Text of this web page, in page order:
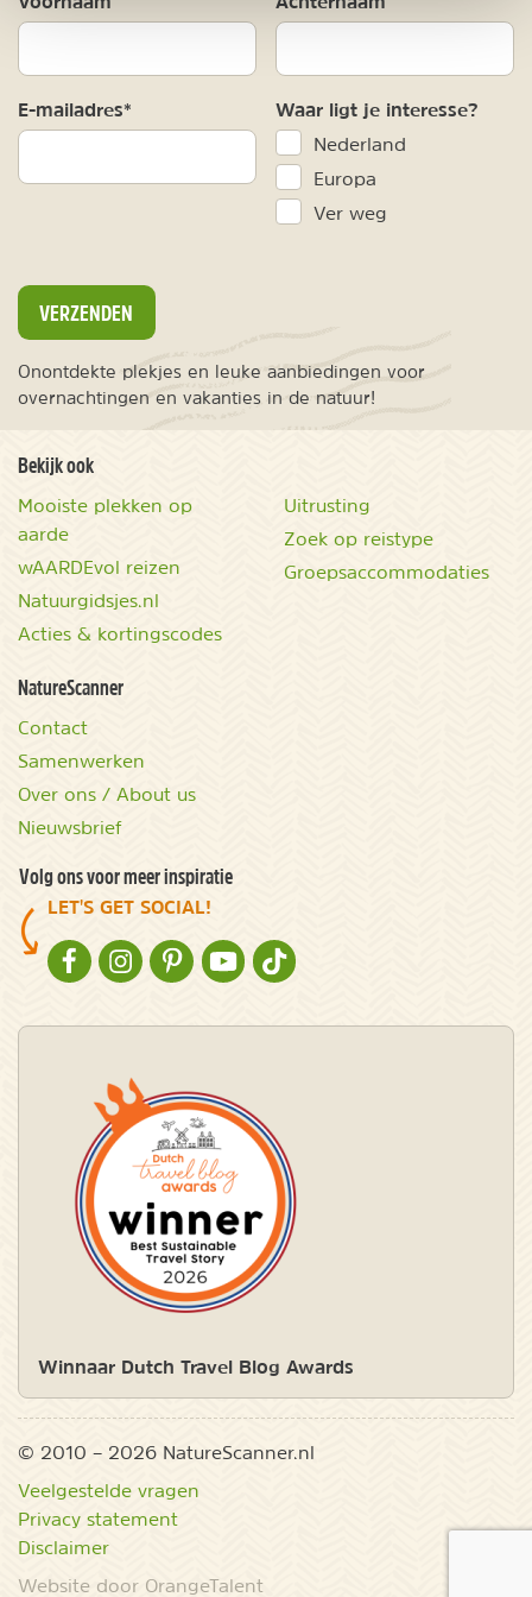
E-mailadres* Waar ligt je interesse?
Nederland
Europa
Ver weg
VERZENDEN
Onontdekte plekjes en leuke aanbiedingen voor
overnachtingen en vakanties in de natuur!
Bekijk ook
Mooiste plekken op
aarde
wAARDEvol reizen
Natuurgidsjes.nl
Acties & kortingscodes
Uitrusting
Zoek op reistype
Groepsaccommodaties
NatureScanner
Contact
Samenwerken
Over ons / About us
Nieuwsbrief
Volg ons voor meer inspiratie
LET'S GET SOCIAL!
NATURESCANNER OP FACEBOOK
NATURESCANNER OP INSTAGRAM
NATURESCANNER OP PINTEREST
NATURESCANNER OP YOUTUBE
NATURESCANNER OP TIKTOK
Winnaar Dutch Travel Blog Awards
© 2010 – 2026 NatureScanner.nl
Veelgestelde vragen
Privacy statement
Disclaimer
Website door OrangeTalent